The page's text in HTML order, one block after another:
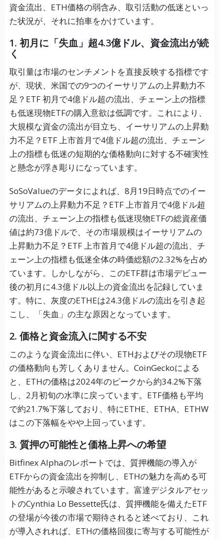
資金流出、ETH価格の弱含み、取引活動の低迷といっ
た状況が、それに拍車をかけています。
1. 初月に「失血」超4.3億ドル、資金流出が続
く
取引量は市場のセンチメントを直接反映する指標です
が、現状、米国での9つのイーサリアムの上昇動力不
足？ETF 初月で4億ドル超の流出、チェーン上の指標
も低迷現物ETFの購入意欲は低調です。これにより、
大規模な資金の流出が目立ち、イーサリアムの上昇動
力不足？ETF 上市首月で4億ドル超の流出、チェーン
上の指標も低迷の短期的な価格動向に対する不確実性
と懸念が浮き彫りになっています。
SoSoValueのデータによれば、8月19日時点でのイー
サリアムの上昇動力不足？ETF 上市首月で4億ドル超
の流出、チェーン上の指標も低迷現物ETFの総資産価
値は約73億ドルで、その市場規模はイーサリアムの
上昇動力不足？ETF 上市首月で4億ドル超の流出、チ
ェーン上の指標も低迷全体の時価総額の2.32%を占め
ています。しかしながら、このETF群は市場デビュー
後の初月に4.3億ドル以上の資金流出を記録していま
す。特に、灰度のETHEは24.3億ドルの流出を引き起
こし、「失血」の主な原因となっています。
2. 価格と資金流入に関する不安
このような資金流出に伴い、ETHおよびその現物ETF
の価格動向も芳しくありません。CoinGeckoによる
と、ETHの価格は2024年のピークから約34.2%下落
し、2月初旬の水準に戻っています。ETF価格も平均
で約21.7%下落しており、特にETHE、ETHA、ETHW
はこの下落幅をやや上回っています。
3. 質押の可能性と価格上昇への希望
Bitfinex Alphaのレポートでは、質押機能の導入が
ETFからの資金流出を抑制し、ETHの魅力を高める可
能性があると示唆されています。富達デジタルアセッ
トのCynthia Lo Bessette氏は、質押機能を備えたETF
の登場が今後の市場で期待されると述べており、これ
が導入されれば、ETHの価格回復に寄与する可能性が